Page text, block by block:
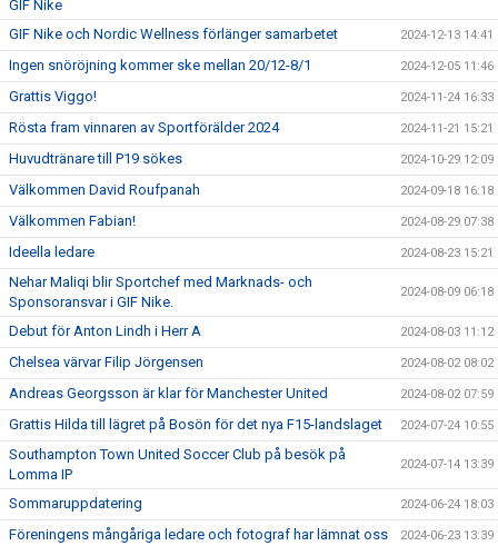
GIF Nike
GIF Nike och Nordic Wellness förlänger samarbetet 2024-12-13 14:41
Ingen snöröjning kommer ske mellan 20/12-8/1 2024-12-05 11:46
Grattis Viggo! 2024-11-24 16:33
Rösta fram vinnaren av Sportförälder 2024 2024-11-21 15:21
Huvudtränare till P19 sökes 2024-10-29 12:09
Välkommen David Roufpanah 2024-09-18 16:18
Välkommen Fabian! 2024-08-29 07:38
Ideella ledare 2024-08-23 15:21
Nehar Maliqi blir Sportchef med Marknads- och
Sponsoransvar i GIF Nike.
2024-08-09 06:18
Debut för Anton Lindh i Herr A 2024-08-03 11:12
Chelsea värvar Filip Jörgensen 2024-08-02 08:02
Andreas Georgsson är klar för Manchester United 2024-08-02 07:59
Grattis Hilda till lägret på Bosön för det nya F15-landslaget 2024-07-24 10:55
Southampton Town United Soccer Club på besök på
Lomma IP
2024-07-14 13:39
Sommaruppdatering 2024-06-24 18:03
Föreningens mångåriga ledare och fotograf har lämnat oss 2024-06-23 13:39